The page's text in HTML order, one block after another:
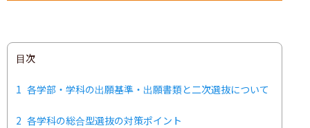
目次
1 各学部・学科の出願基準・出願書類と二次選抜について
2 各学科の総合型選抜の対策ポイント